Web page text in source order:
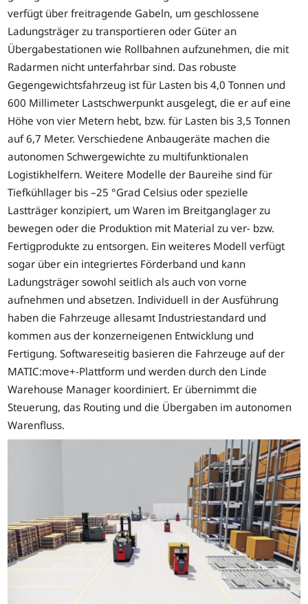
verfügt über freitragende Gabeln, um geschlossene
Ladungsträger zu transportieren oder Güter an
Übergabestationen wie Rollbahnen aufzunehmen, die mit
Radarmen nicht unterfahrbar sind. Das robuste
Gegengewichtsfahrzeug ist für Lasten bis 4,0 Tonnen und
600 Millimeter Lastschwerpunkt ausgelegt, die er auf eine
Höhe von vier Metern hebt, bzw. für Lasten bis 3,5 Tonnen
auf 6,7 Meter. Verschiedene Anbaugeräte machen die
autonomen Schwergewichte zu multifunktionalen
Logistikhelfern. Weitere Modelle der Baureihe sind für
Tiefkühllager bis –25 °Grad Celsius oder spezielle
Lastträger konzipiert, um Waren im Breitganglager zu
bewegen oder die Produktion mit Material zu ver- bzw.
Fertigprodukte zu entsorgen. Ein weiteres Modell verfügt
sogar über ein integriertes Förderband und kann
Ladungsträger sowohl seitlich als auch von vorne
aufnehmen und absetzen. Individuell in der Ausführung
haben die Fahrzeuge allesamt Industriestandard und
kommen aus der konzerneigenen Entwicklung und
Fertigung. Softwareseitig basieren die Fahrzeuge auf der
MATIC:move+-Plattform und werden durch den Linde
Warehouse Manager koordiniert. Er übernimmt die
Steuerung, das Routing und die Übergaben im autonomen
Warenfluss.